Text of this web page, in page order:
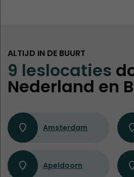
ALTIJD IN DE BUURT
9 leslocaties
Nederland en
Amsterdam
Apeldoorn